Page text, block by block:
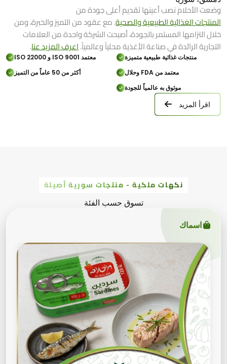
وضعت الأحلام نصب أعينها تقديم أعلى جودة من
المنتجات الغذائية الطبيعية والصحية. مع عقود من التميز والخبرة، ومن
خلال التزامها المستمر بالجودة، أصبحت الشركة واحدة من العلامات
التجارية الرائدة في صناعة الأغذية محلياً وعالمياً.اعرف المزيد عنا.
منتجات غذائية طبيعية متميزة
معتمد ISO 9001 و ISO 22000
معتمد من FDA وحلال
أكثر من 50 عاماً من التميز
موثوق به عالمياً للجودة
اقرأ المزيد
نكهات ملكية - منتجات سورية أصيلة
تسوق حسب الفئة
اسماك